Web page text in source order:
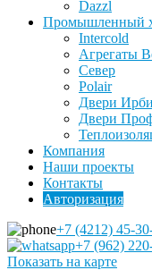
Dazzl
Промышленный
Intercold
Агрегаты
Север
Polair
Двери
Двери
Компания
Наши проекты
Контакты
Авторизация
+7 (4212) 45-
+7 (962)
Показать на карте